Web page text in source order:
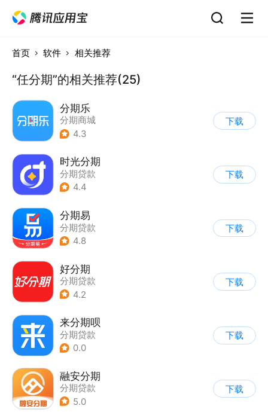
首页 软件 相关推荐
“任分期”的相关推荐(25)
分期乐
分期商城
4.3
下载
时光分期
分期贷款
4.4
下载
分期易
分期贷款
4.8
下载
好分期
分期贷款
4.2
下载
来分期呗
分期贷款
0.0
下载
融安分期
分期贷款
5.0
下载